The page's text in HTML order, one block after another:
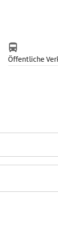
Öffentliche